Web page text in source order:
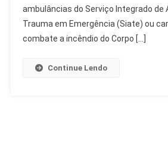
Emergência:
Dever
E
ambulâncias do Serviço Integrado de
Trauma em Emergência (Siate) ou
combate a incêndio do Corpo […]
Continue Lendo